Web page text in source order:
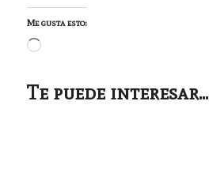
Me gusta esto:
Cargando...
Te puede interesar...